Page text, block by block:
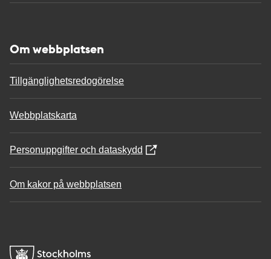
Om webbplatsen
Tillgänglighetsredogörelse
Webbplatskarta
Personuppgifter och dataskydd
Om kakor på webbplatsen